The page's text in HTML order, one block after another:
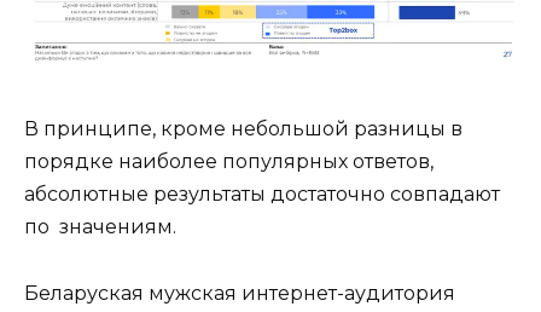
В принципе, кроме небольшой разницы в
порядке наиболее популярных ответов,
абсолютные результаты достаточно совпадают
по значениям.
Беларуская мужская интернет-аудитория